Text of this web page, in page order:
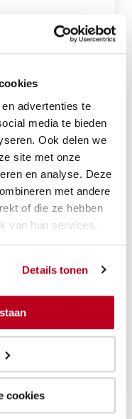
advertenties te
media te bieden
Ook delen we
site met onze
en analyse. Deze
met andere
of die ze hebben
van hun services.
Details tonen
cookies
stilstand